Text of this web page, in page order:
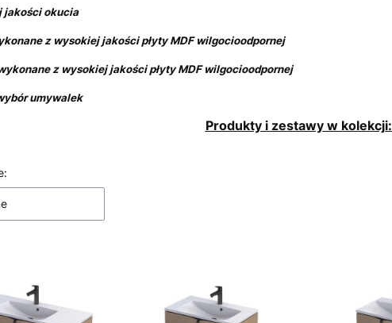
jakości okucia
z wysokiej jakości płyty MDF wilgocioodpornej
z wysokiej jakości płyty MDF wilgocioodpornej
umywalek
Produkty i zestawy w kolekcji: